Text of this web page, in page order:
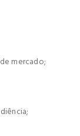
mercado;